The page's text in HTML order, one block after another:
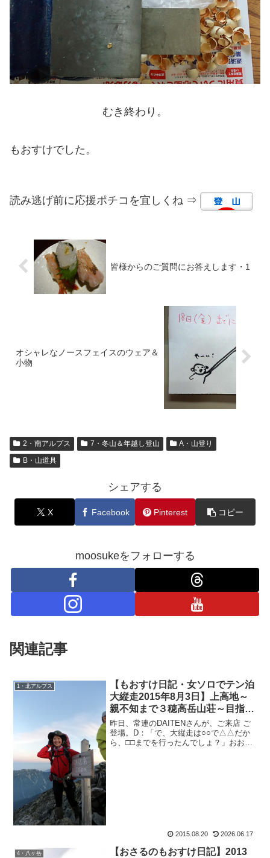
むき終わり。
もおすけでした。
読み逃げ前に応援ポチコを宜しくね ⇒
皆様からのご質問にお答えします・1
オシャレなノースフェイスのウェア＆
小物
2・南アルプス 7・冬山＆年越し登山
A・山登り
B・山道具
シェアする
X Facebook Pinterest コピー
moosukeをフォローする
関連記事
1・北アルプス
【もおすけ日記・女ソロでテン泊
大縦走2015年8月3日】上高地～
親不知まで３穂高岳山荘～目指せ
大キレット通過！
昨日、常連のDAITENさんが、ご来店 ご
登場。D：「で、大縦走は○○で△△だか
ら、□□までを行ったんでしょ？」おお
2015.08.20 2026.06.17
4・八ヶ岳
【おさるのもおすけ日記】2013